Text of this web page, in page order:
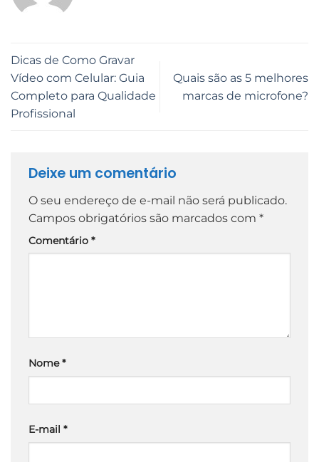
Dicas de Como Gravar
Vídeo com Celular: Guia
Completo para Qualidade
Profissional
Quais são as 5 melhores
marcas de microfone?
Deixe um comentário
O seu endereço de e-mail não será publicado.
Campos obrigatórios são marcados com *
Comentário *
Nome*
E-mail *